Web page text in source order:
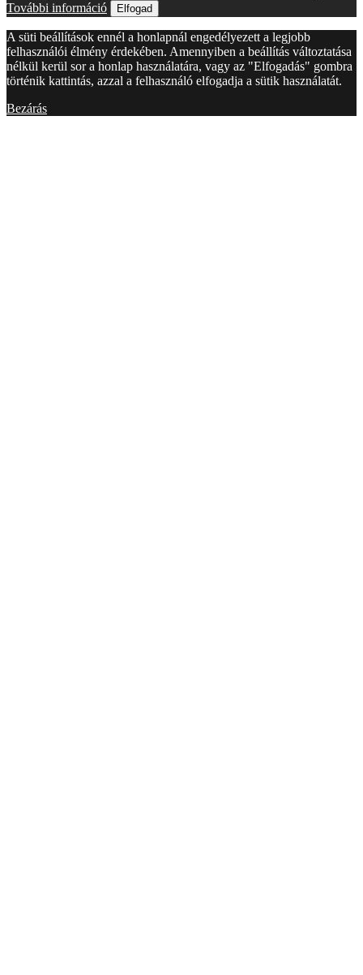
További információ
Elfogad
A süti beállítások ennél a honlapnál engedélyezett a legjobb
felhasználói élmény érdekében. Amennyiben a beállítás változtatása
nélkül kerül sor a honlap használatára, vagy az "Elfogadás" gombra
történik kattintás, azzal a felhasználó elfogadja a sütik használatát.
Bezárás